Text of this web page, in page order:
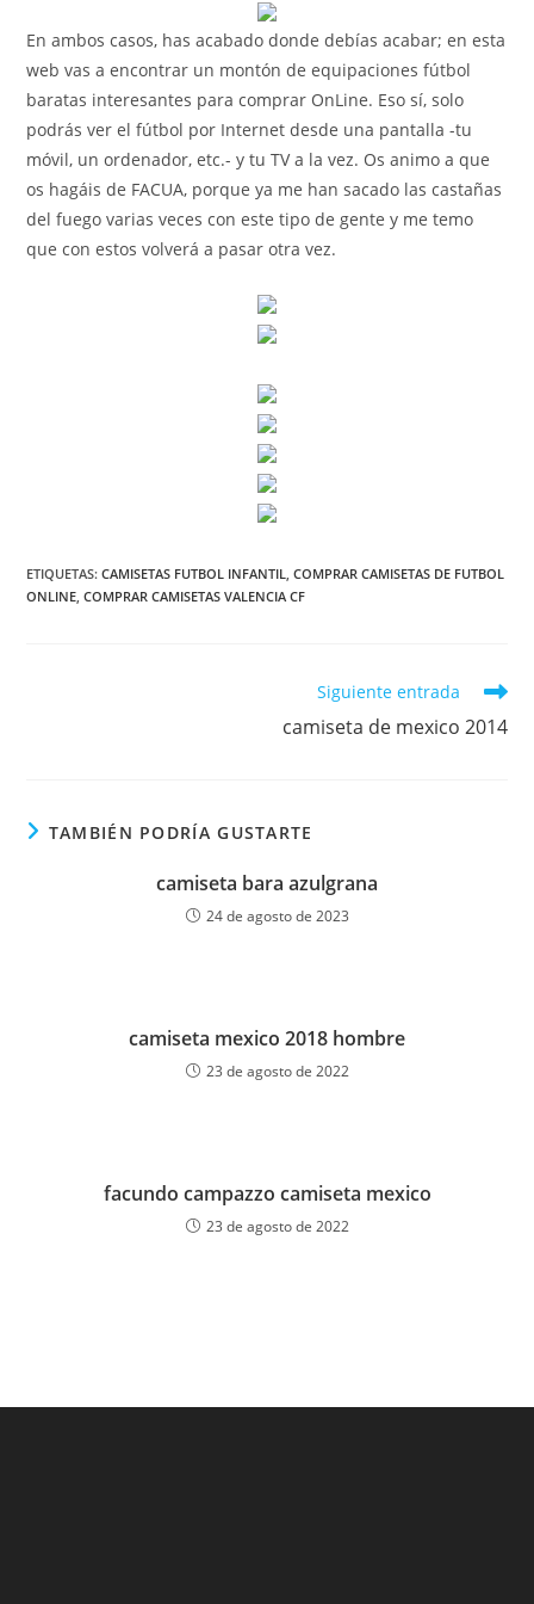
En ambos casos, has acabado donde debías acabar; en esta
web vas a encontrar un montón de equipaciones fútbol
baratas interesantes para comprar OnLine. Eso sí, solo
podrás ver el fútbol por Internet desde una pantalla -tu
móvil, un ordenador, etc.- y tu TV a la vez. Os animo a que
os hagáis de FACUA, porque ya me han sacado las castañas
del fuego varias veces con este tipo de gente y me temo
que con estos volverá a pasar otra vez.
ETIQUETAS:CAMISETAS FUTBOL INFANTIL, COMPRAR CAMISETAS DE FUTBOL
ONLINE, COMPRAR CAMISETAS VALENCIA CF
Siguiente entrada
camiseta de mexico 2014
TAMBIÉN PODRÍA GUSTARTE
camiseta bara azulgrana
24 de agosto de 2023
camiseta mexico 2018 hombre
23 de agosto de 2022
facundo campazzo camiseta mexico
23 de agosto de 2022